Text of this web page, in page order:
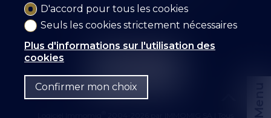
Menu
3968 Veyras
Tél. +41 27 456 57 57
info@sz-immo.ch
D'accord pour tous les cookies
Seuls les cookies strictement nécessaires
Plus d'informations sur l'utilisation des
cookies
Confirmer mon choix